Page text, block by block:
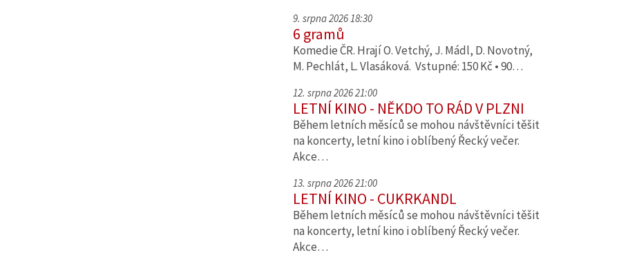
9. srpna 2026 18:30
6 gramů
Komedie ČR. Hrají O. Vetchý, J. Mádl, D. Novotný,
M. Pechlát, L. Vlasáková. Vstupné: 150 Kč • 90…
12. srpna 2026 21:00
LETNÍ KINO - NĚKDO TO RÁD V PLZNI
Během letních měsíců se mohou návštěvníci těšit
na koncerty, letní kino i oblíbený Řecký večer.
Akce…
13. srpna 2026 21:00
LETNÍ KINO - CUKRKANDL
Během letních měsíců se mohou návštěvníci těšit
na koncerty, letní kino i oblíbený Řecký večer.
Akce…